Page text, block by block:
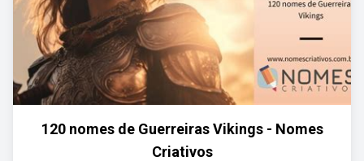
120 nomes de Guerreiras Vikings - Nomes
Criativos